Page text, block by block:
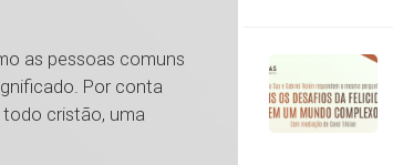
as pessoas comuns
Por conta
cristão, uma